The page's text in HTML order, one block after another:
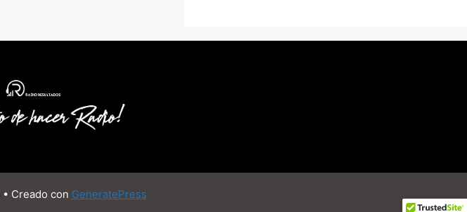
• Creado con GeneratePress